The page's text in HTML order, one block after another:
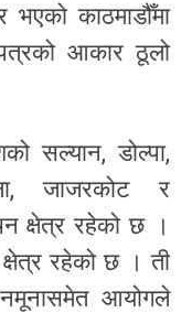
काठमाडौँमा
आकार ठूलो
सल्यान, डोल्पा,
जाजरकोट र
क्षेत्र रहेको छ ।
रहेको छ । ती
नमूनासमेत आयोगले